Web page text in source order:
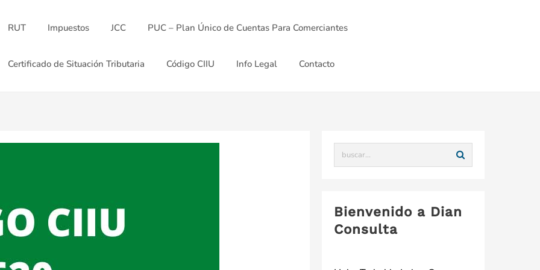
RUT Impuestos JCC PUC – Plan Único de Cuentas Para Comerciantes
Certificado de Situación Tributaria Código CIIU Info Legal Contacto
Bienvenido a Dian
Consulta